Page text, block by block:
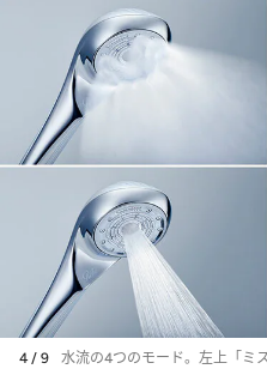
4 / 9
水流の4つのモード。左上「ミ